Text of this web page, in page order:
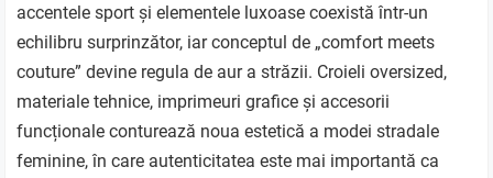
accentele sport și elementele luxoase coexistă într-un
echilibru surprinzător, iar conceptul de „comfort meets
couture” devine regula de aur a străzii. Croieli oversized,
materiale tehnice, imprimeuri grafice și accesorii
funcționale conturează noua estetică a modei stradale
feminine, în care autenticitatea este mai importantă ca